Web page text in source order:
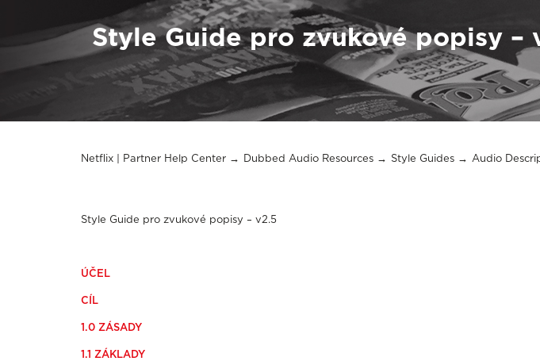
Style Guide pro zvukové popisy –
Netflix | Partner Help Center Dubbed Audio Resources Style Guides Audio
Style Guide pro zvukové popisy – v2.5
ÚČEL
CÍL
1.0 ZÁSADY
1.1 ZÁKLADY